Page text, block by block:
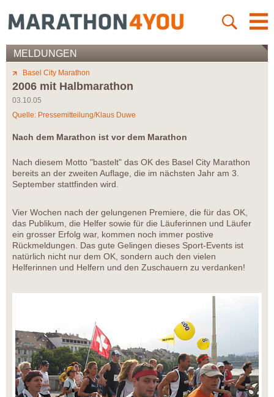
MELDUNGEN
Basel City Marathon
2006 mit Halbmarathon
03.10.05
Quelle: Pressemitteilung/Klaus Duwe
Nach dem Marathon ist vor dem Marathon
Nach diesem Motto "bastelt" das OK des Basel City Marathon
bereits an der zweiten Auflage, die im nächsten Jahr am 3.
September stattfinden wird.
Vier Wochen nach der gelungenen Premiere, die für das OK,
das Publikum, die Helfer sowie für die Läuferinnen und Läufer
ein grosser Erfolg war, kommen noch immer postive
Rückmeldungen. Das gute Gelingen dieses Sport-Events ist
natürlich nicht nur dem OK, sondern auch den vielen
Helferinnen und Helfern und den Zuschauern zu verdanken!